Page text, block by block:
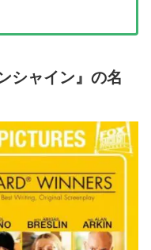
シャイン』の名